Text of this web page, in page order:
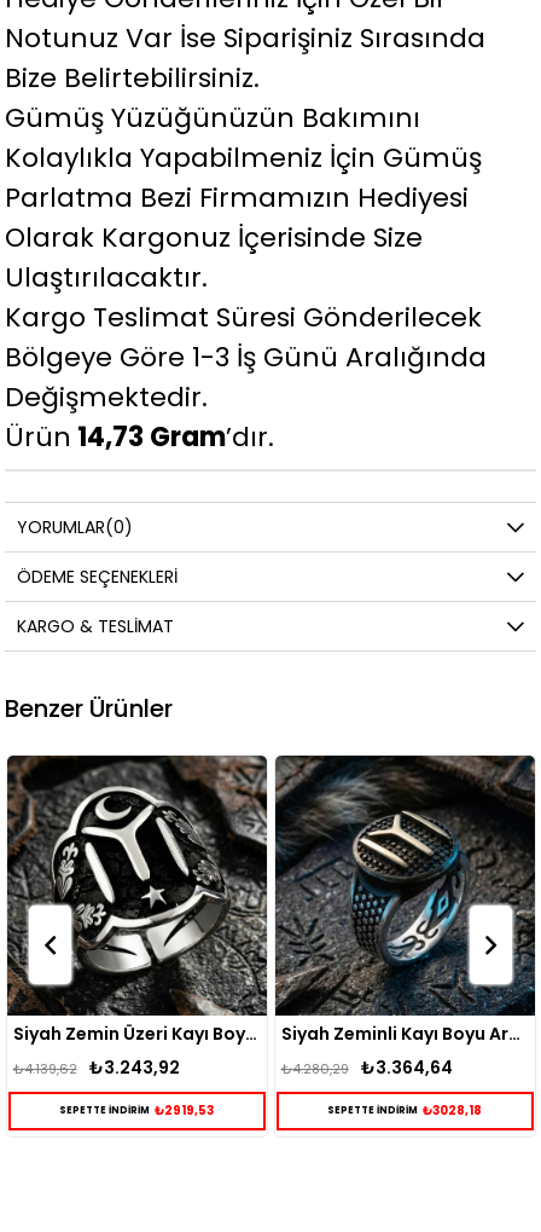
Notunuz Var İse Siparişiniz Sırasında
Bize Belirtebilirsiniz.
Gümüş Yüzüğünüzün Bakımını
Kolaylıkla Yapabilmeniz İçin Gümüş
Parlatma Bezi Firmamızın Hediyesi
Olarak Kargonuz İçerisinde Size
Ulaştırılacaktır.
Kargo Teslimat Süresi Gönderilecek
Bölgeye Göre 1-3 İş Günü Aralığında
Değişmektedir.
Ürün 14,73 Gram’dır.
YORUMLAR(0)
ÖDEME SEÇENEKLERI
KARGO & TESLIMAT
Benzer Ürünler
Siyah Zemin Üzeri Kayı Boyu Desenli Erkek Gümüş Yüzük
Siyah Zeminli Kayı Boyu Armalı IYI Erkek Gümüş Yüzük
₺3.364,64
₺4.280,29
SEPETTE İNDİRİM ₺3028,18
₺3.471,95
₺4.413,57
SEPETTE İNDİRİM ₺3124,76